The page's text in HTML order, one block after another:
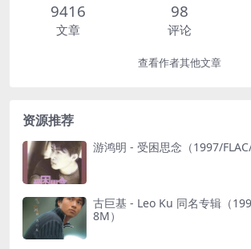
9416
文章
98
评论
查看作者其他文章
资源推荐
游鸿明 - 受困思念（1997/
古巨基 - Leo Ku 同名专辑（
8M）